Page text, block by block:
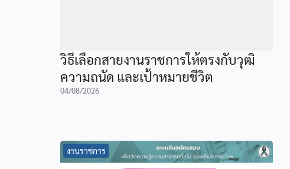
วิธีเลือกสายงานราชการให้ตรงกับวุฒิ
ความถนัด และเป้าหมายชีวิต
04/08/2026
งานราชการ